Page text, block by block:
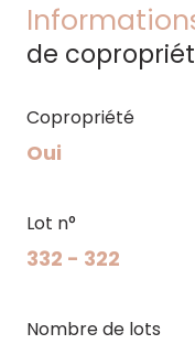
de
Copropriété
Oui
Lot n°
332 - 322
Nombre de lots